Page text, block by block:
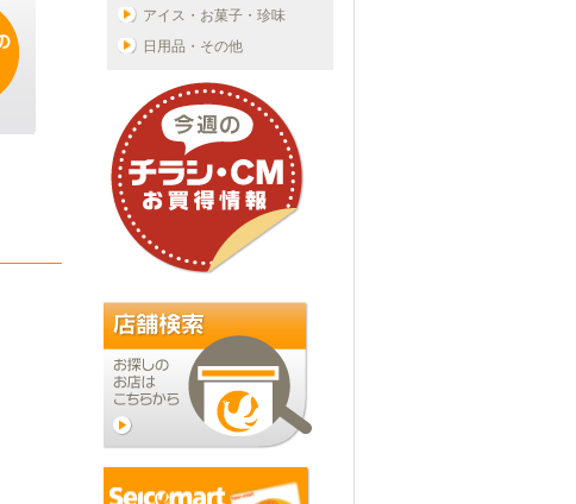
アイス・お菓子・珍味
日用品・その他